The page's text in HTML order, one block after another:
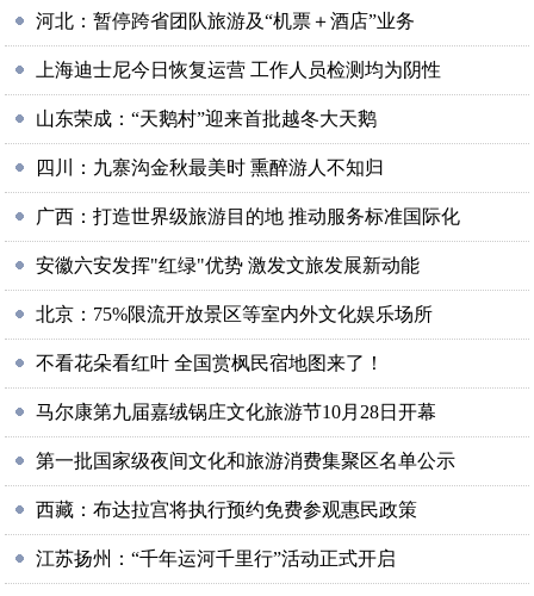
河北：暂停跨省团队旅游及“机票＋酒店”业务
上海迪士尼今日恢复运营 工作人员检测均为阴性
山东荣成：“天鹅村”迎来首批越冬大天鹅
四川：九寨沟金秋最美时 熏醉游人不知归
广西：打造世界级旅游目的地 推动服务标准国际化
安徽六安发挥"红绿"优势 激发文旅发展新动能
北京：75%限流开放景区等室内外文化娱乐场所
不看花朵看红叶 全国赏枫民宿地图来了！
马尔康第九届嘉绒锅庄文化旅游节10月28日开幕
第一批国家级夜间文化和旅游消费集聚区名单公示
西藏：布达拉宫将执行预约免费参观惠民政策
江苏扬州：“千年运河千里行”活动正式开启